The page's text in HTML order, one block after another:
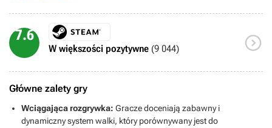
7.6
W większości pozytywne (9 044) 
Główne zalety gry
Wciągająca rozgrywka: Gracze doceniają zabawny i
dynamiczny system walki, który porównywany jest do